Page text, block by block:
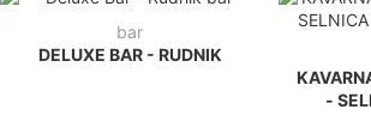
bar
DELUXE BAR - RUDNIK
-